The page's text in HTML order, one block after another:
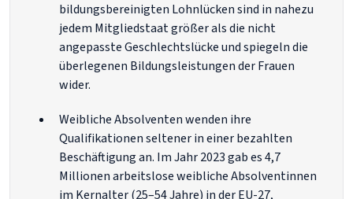
bildungsbereinigten Lohnlücken sind in nahezu
jedem Mitgliedstaat größer als die nicht
angepasste Geschlechtslücke und spiegeln die
überlegenen Bildungsleistungen der Frauen
wider.
Weibliche Absolventen wenden ihre
Qualifikationen seltener in einer bezahlten
Beschäftigung an. Im Jahr 2023 gab es 4,7
Millionen arbeitslose weibliche Absolventinnen
im Kernalter (25–54 Jahre) in der EU-27,